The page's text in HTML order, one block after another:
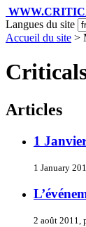
Langues du site
Accueil du site >
Articles
1
1 January
2 août 2011,